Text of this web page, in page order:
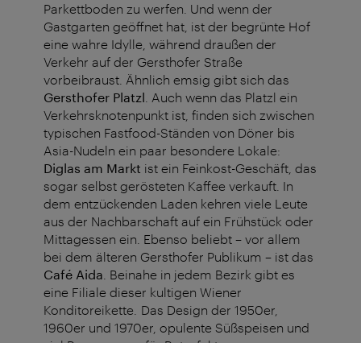
Parkettboden zu werfen. Und wenn der
Gastgarten geöffnet hat, ist der begrünte Hof
eine wahre Idylle, während draußen der
Verkehr auf der Gersthofer Straße
vorbeibraust. Ähnlich emsig gibt sich das
Gersthofer Platzl . Auch wenn das Platzl ein
Verkehrsknotenpunkt ist, finden sich zwischen
typischen Fastfood-Ständen von Döner bis
Asia-Nudeln ein paar besondere Lokale:
Diglas am Markt ist ein Feinkost-Geschäft, das
sogar selbst gerösteten Kaffee verkauft. In
dem entzückenden Laden kehren viele Leute
aus der Nachbarschaft auf ein Frühstück oder
Mittagessen ein. Ebenso beliebt – vor allem
bei dem älteren Gersthofer Publikum – ist das
Café Aida . Beinahe in jedem Bezirk gibt es
eine Filiale dieser kultigen Wiener
Konditoreikette. Das Design der 1950er,
1960er und 1970er, opulente Süßspeisen und